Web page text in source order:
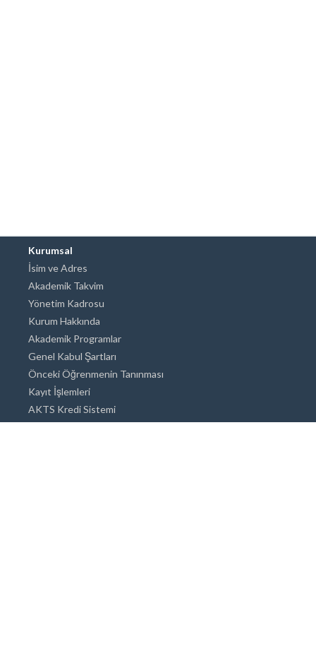
Kurumsal
İsim ve Adres
Akademik Takvim
Yönetim Kadrosu
Kurum Hakkında
Akademik Programlar
Genel Kabul Şartları
Önceki Öğrenmenin Tanınması
Kayıt İşlemleri
AKTS Kredi Sistemi